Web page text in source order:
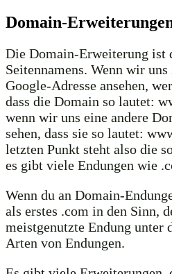
Domain-
Die Domain-Erweiterung ist
Seitennamens. Wenn wir
Google-Adresse ansehen,
dass die Domain so lautet:
wenn wir uns eine andere
sehen, dass sie so lautet:
letzten Punkt steht also die
es gibt viele Endungen wie
Wenn du an Domain-
als erstes .com in den Sinn,
meistgenutzte Endung unter
Arten von Endungen.